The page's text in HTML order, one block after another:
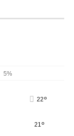
5%
22°
21°